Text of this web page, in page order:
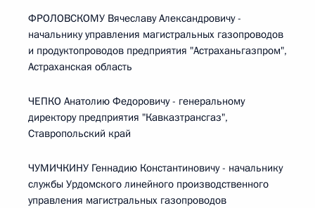
ФРОЛОВСКОМУ Вячеславу Александровичу -
начальнику управления магистральных газопроводов
и продуктопроводов предприятия "Астраханьгазпром",
Астраханская область
ЧЕПКО Анатолию Федоровичу - генеральному
директору предприятия "Кавказтрансгаз",
Ставропольский край
ЧУМИЧКИНУ Геннадию Константиновичу - начальнику
службы Урдомского линейного производственного
управления магистральных газопроводов